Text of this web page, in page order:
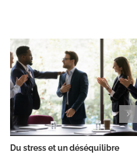
Du stress et un déséquilibre